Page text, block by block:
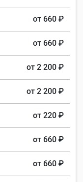
от 660 ₽
от 660 ₽
от 2 200 ₽
от 2 200 ₽
от 220 ₽
от 660 ₽
от 660 ₽